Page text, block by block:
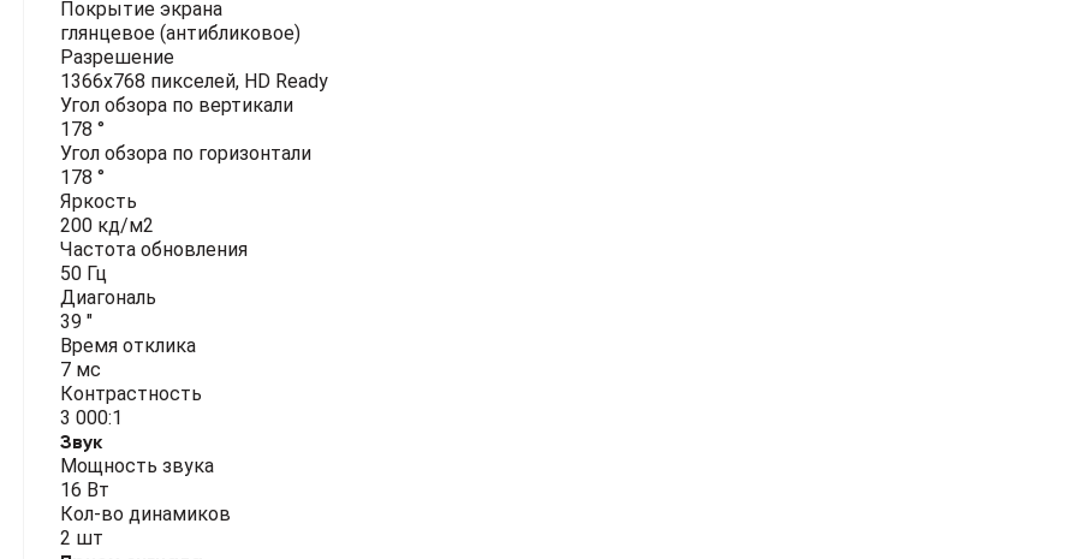
Покрытие экрана
глянцевое (антибликовое)
Разрешение
1366x768 пикселей, HD Ready
Угол обзора по вертикали
178 °
Угол обзора по горизонтали
178 °
Яркость
200 кд/м2
Частота обновления
50 Гц
Диагональ
39 "
Время отклика
7 мс
Контрастность
3 000:1
Звук
Мощность звука
16 Вт
Кол-во динамиков
2 шт